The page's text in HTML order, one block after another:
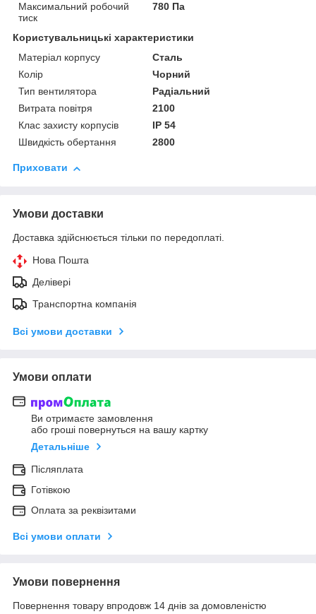
Максимальний робочий
тиск
780 Па
Користувальницькі характеристики
Матеріал корпусу
Сталь
Колір
Чорний
Тип вентилятора
Радіальний
Витрата повітря
2100
Клас захисту корпусів
IP 54
Швидкість обертання
2800
Приховати
Умови доставки
Доставка здійснюється тільки по передоплаті.
Нова Пошта
Делівері
Транспортна компанія
Всі умови доставки
Умови оплати
Ви отримаєте замовлення
або гроші повернуться на вашу картку
Детальніше
Післяплата
Готівкою
Оплата за реквізитами
Всі умови оплати
Умови повернення
Повернення товару впродовж 14 днів за домовленістю